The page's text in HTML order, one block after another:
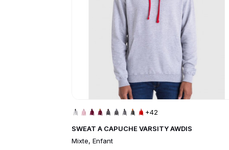
SWEAT A CAPUCHE VARSITY AWDIS
Mixte, Enfant
+42